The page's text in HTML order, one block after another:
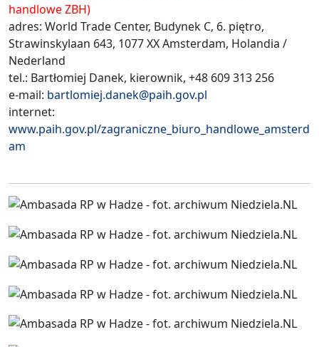
handlowe ZBH)
adres: World Trade Center, Budynek C, 6. piętro,
Strawinskylaan 643, 1077 XX Amsterdam, Holandia /
Nederland
tel.: Bartłomiej Danek, kierownik, +48 609 313 256
e-mail: bartlomiej.danek@paih.gov.pl
internet:
www.paih.gov.pl/zagraniczne_biuro_handlowe_amsterd
am